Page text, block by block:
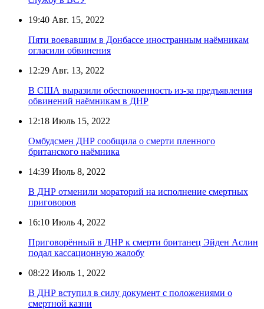
19:40 Авг. 15, 2022
Пяти воевавшим в Донбассе иностранным наёмникам
огласили обвинения
12:29 Авг. 13, 2022
В США выразили обеспокоенность из-за предъявления
обвинений наёмникам в ДНР
12:18 Июль 15, 2022
Омбудсмен ДНР сообщила о смерти пленного
британского наёмника
14:39 Июль 8, 2022
В ДНР отменили мораторий на исполнение смертных
приговоров
16:10 Июль 4, 2022
Приговорённый в ДНР к смерти британец Эйден Аслин
подал кассационную жалобу
08:22 Июль 1, 2022
В ДНР вступил в силу документ с положениями о
смертной казни